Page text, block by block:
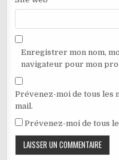
Enregistrer mon nom,
navigateur pour mon
Prévenez-moi de tous les
mail.
Prévenez-moi de tous